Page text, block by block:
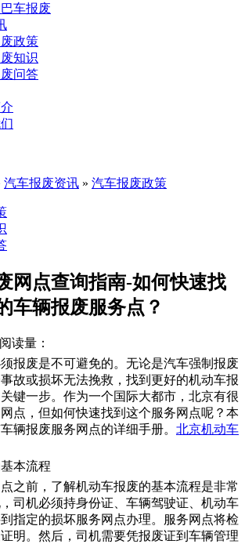
车报废
政策
知识
问答
汽车报废资讯 » 汽车报废政策
网点查询指南-如何快速找
车辆报废服务点？
阅读量：
报废是不可避免的。无论是汽车强制报废
故或损坏无法挽救，找到更好的机动车报
键一步。作为一个国际大都市，北京有很
点，但如何快速找到这个服务网点呢？本
辆报废服务网点的详细手册。 北京机动车
本流程
之前，了解机动车报废的基本流程是非常
司机必须持身份证、车辆驾驶证、机动车
指定的损坏服务网点办理。服务网点将检
明。然后，司机需要凭报废证到车辆管理